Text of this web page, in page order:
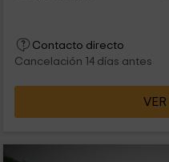
Contacto directo
Cancelación 14 días antes